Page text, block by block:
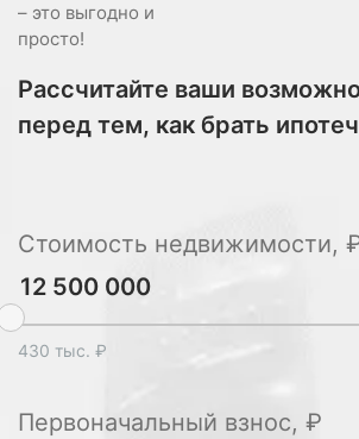
– это выгодно и
просто!
Рассчитайте ваши
перед тем, как брать
Стоимость недвижимости,
430 тыс. ₽
Первоначальный взнос, ₽